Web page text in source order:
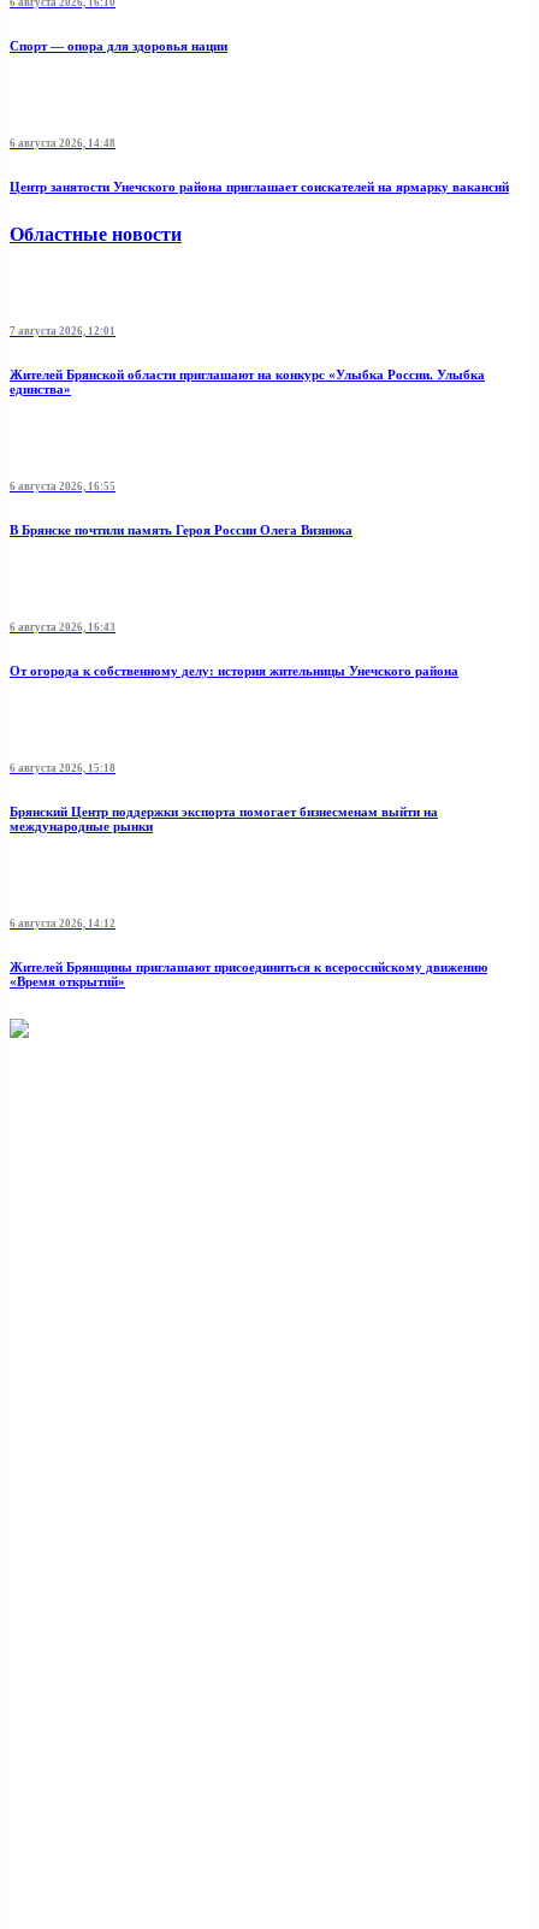
6 августа 2026, 16:10
Спорт — опора для здоровья нации
6 августа 2026, 14:48
Центр занятости Унечского района приглашает соискателей на ярмарку вакансий
Областные новости
7 августа 2026, 12:01
Жителей Брянской области приглашают на конкурс «Улыбка России. Улыбка
единства»
6 августа 2026, 16:55
В Брянске почтили память Героя России Олега Визнюка
6 августа 2026, 16:43
От огорода к собственному делу: история жительницы Унечского района
6 августа 2026, 15:18
Брянский Центр поддержки экспорта помогает бизнесменам выйти на
международные рынки
6 августа 2026, 14:12
Жителей Брянщины приглашают присоединиться к всероссийскому движению
«Время открытий»